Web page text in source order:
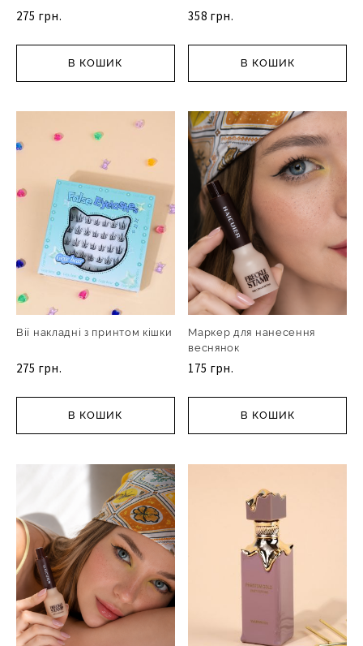
275 грн.
В КОШИК
358 грн.
В КОШИК
Вії накладні з принтом кішки
275 грн.
В КОШИК
Маркер для нанесення
веснянок
175 грн.
В КОШИК